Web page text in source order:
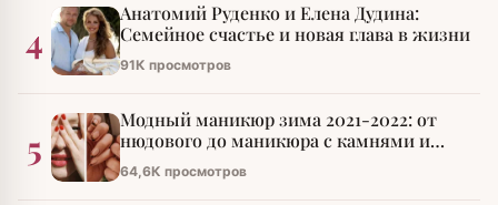
4
Анатомий Руденко и Елена Дудина:
Семейное счастье и новая глава в жизни
91К просмотров
5
Модный маникюр зима 2021-2022: от
нюдового до маникюра с камнями и
стразами
64,6К просмотров